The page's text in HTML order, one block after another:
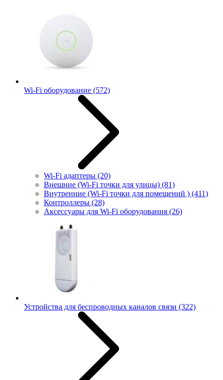
Wi-Fi оборудование (572)
Wi-Fi адаптеры (20)
Внешние (Wi-Fi точки для улицы) (81)
Внутренние (Wi-Fi точки для помещений ) (411)
Контроллеры (28)
Аксессуары для Wi-Fi оборудования (26)
Устройства для беспроводных каналов связи (322)